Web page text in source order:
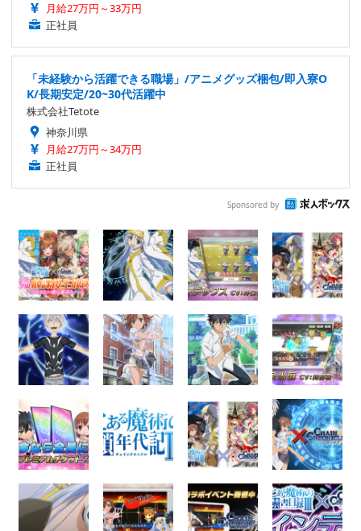
月給27万円～33万円
正社員
「未経験から活躍できる職場」/アニメグッズ梱包/即入寮O
K/長期安定/20~30代活躍中
株式会社Tetote
神奈川県
月給27万円～34万円
正社員
Sponsored by